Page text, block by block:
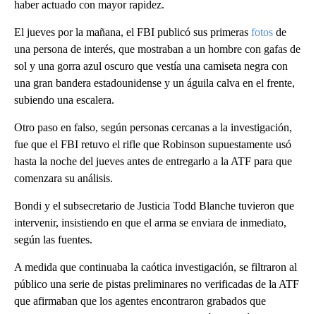
haber actuado con mayor rapidez.
El jueves por la mañana, el FBI publicó sus primeras fotos de
una persona de interés, que mostraban a un hombre con gafas de
sol y una gorra azul oscuro que vestía una camiseta negra con
una gran bandera estadounidense y un águila calva en el frente,
subiendo una escalera.
Otro paso en falso, según personas cercanas a la investigación,
fue que el FBI retuvo el rifle que Robinson supuestamente usó
hasta la noche del jueves antes de entregarlo a la ATF para que
comenzara su análisis.
Bondi y el subsecretario de Justicia Todd Blanche tuvieron que
intervenir, insistiendo en que el arma se enviara de inmediato,
según las fuentes.
A medida que continuaba la caótica investigación, se filtraron al
público una serie de pistas preliminares no verificadas de la ATF
que afirmaban que los agentes encontraron grabados que